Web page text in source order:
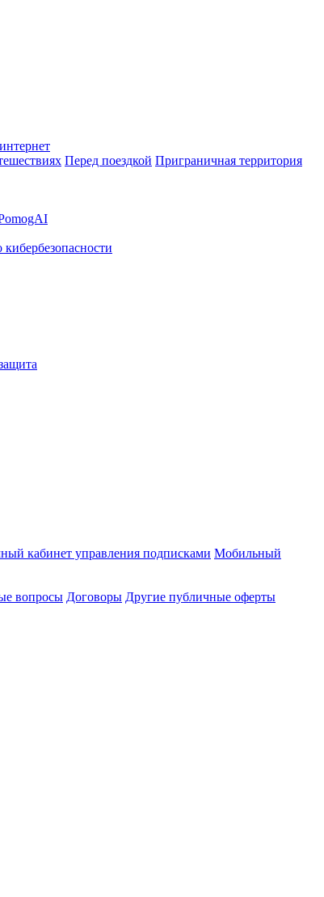
Перед поездкой Приграничная территория
кибербезопасности
кабинет управления подписками Мобильный
вопросы Договоры Другие публичные оферты